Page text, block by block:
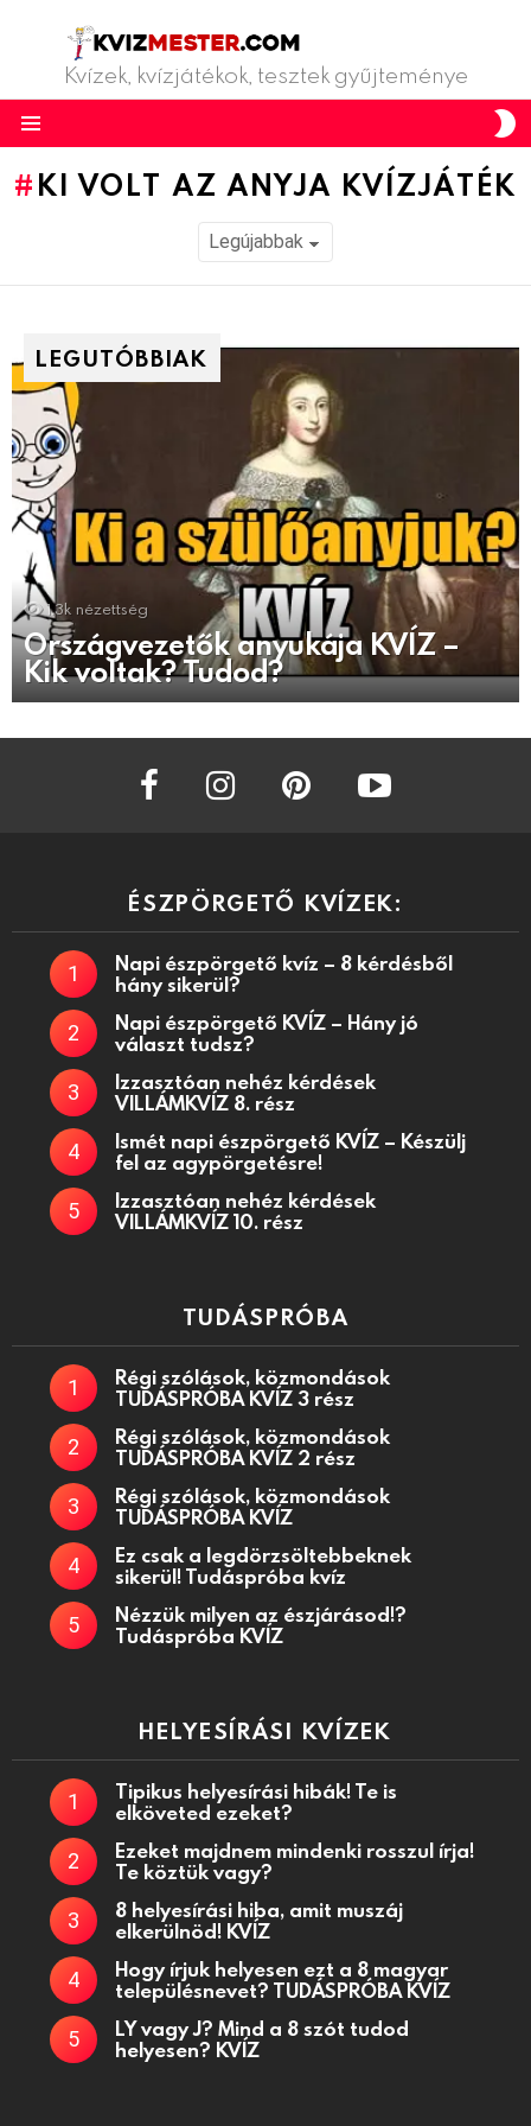
Kvízek, kvízjátékok, tesztek gyűjteménye
KI VOLT AZ ANYJA KVÍZJÁTÉK
LEGUTÓBBIAK
1.3k nézettség
Országvezetők anyukája KVÍZ –
Kik voltak? Tudod?
facebook instagram
ÉSZPÖRGETŐ KVÍZEK:
Napi észpörgető kvíz – 8 kérdésből
hány sikerül?
Napi észpörgető KVÍZ – Hány jó
választ tudsz?
Izzasztóan nehéz kérdések
VILLÁMKVÍZ 8. rész
Ismét napi észpörgető KVÍZ – Készülj
fel az agypörgetésre!
Izzasztóan nehéz kérdések
VILLÁMKVÍZ 10. rész
TUDÁSPRÓBA
Régi szólások, közmondások
TUDÁSPRÓBA KVÍZ 3 rész
Régi szólások, közmondások
TUDÁSPRÓBA KVÍZ 2 rész
Régi szólások, közmondások
TUDÁSPRÓBA KVÍZ
Ez csak a legdörzsöltebbeknek
sikerül! Tudáspróba kvíz
Nézzük milyen az észjárásod!?
Tudáspróba KVÍZ
HELYESÍRÁSI KVÍZEK
Tipikus helyesírási hibák! Te is
elköveted ezeket?
Ezeket majdnem mindenki rosszul írja!
Te köztük vagy?
8 helyesírási hiba, amit muszáj
elkerülnöd! KVÍZ
Hogy írjuk helyesen ezt a 8 magyar
településnevet? TUDÁSPRÓBA KVÍZ
LY vagy J? Mind a 8 szót tudod
helyesen? KVÍZ